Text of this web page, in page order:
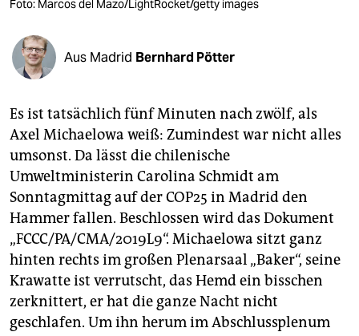
fragen & hilfe
abo
genossenschaft
epaper login
Foto: Marcos del Mazo/LightRocket/getty images
Aus Madrid Bernhard Pötter
Es ist tatsächlich fünf Minuten nach zwölf, als
Axel Michaelowa weiß: Zumindest war nicht alles
umsonst. Da lässt die chilenische
Umweltministerin Carolina Schmidt am
Sonntagmittag auf der COP25 in Madrid den
Hammer fallen. Beschlossen wird das Dokument
„FCCC/PA/CMA/2019L9“. Michaelowa sitzt ganz
hinten rechts im großen Plenarsaal „Baker“, seine
Krawatte ist verrutscht, das Hemd ein bisschen
zerknittert, er hat die ganze Nacht nicht
geschlafen. Um ihn herum im Abschlussplenum